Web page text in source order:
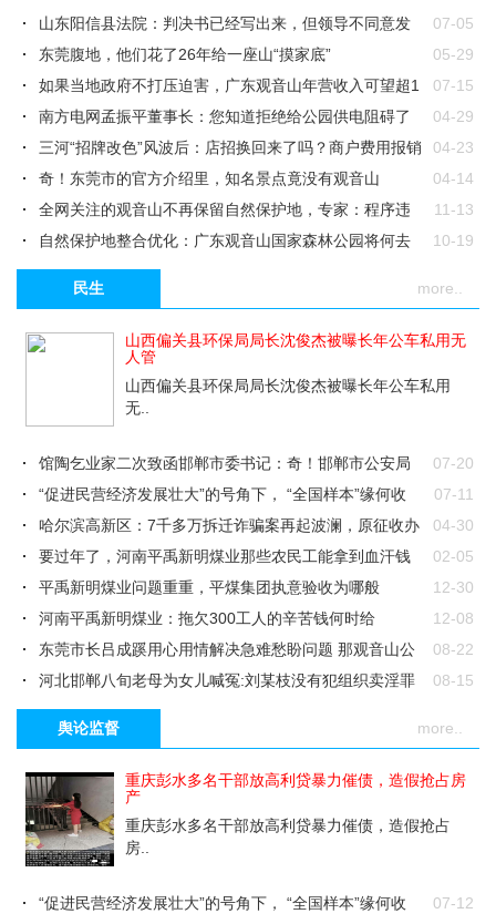
07-05
山东阳信县法院：判决书已经写出来，但领导不同意发
出
05-29
东莞腹地，他们花了26年给一座山“摸家底”
07-15
如果当地政府不打压迫害，广东观音山年营收入可望超1
0亿元
04-29
南方电网孟振平董事长：您知道拒绝给公园供电阻碍了
民营企业的发..
04-23
三河“招牌改色”风波后：店招换回来了吗？商户费用报销
了没？
04-14
奇！东莞市的官方介绍里，知名景点竟没有观音山
11-13
全网关注的观音山不再保留自然保护地，专家：程序违
法、实体违法..
10-19
自然保护地整合优化：广东观音山国家森林公园将何去
何从
南方电网，果然豪横无耻！
怎么处理呢？..
06-27
豪横的南方电网就是牛！不在乎给不给观音山供电？
观音山公园，东莞的骄傲！观音山公园，东莞的耻辱
民生 more..
山西偏关县环保局局长沈俊杰被曝长年公车私用无
人管
山西偏关县环保局局长沈俊杰被曝长年公车私用
无..
07-20
馆陶乞业家二次致函邯郸市委书记：奇！邯郸市公安局
的核查报告竟..
07-11
“促进民营经济发展壮大”的号角下， “全国样本”缘何收
到“撤..
04-30
哈尔滨高新区：7千多万拆迁诈骗案再起波澜，原征收办
副主任当庭..
02-05
要过年了，河南平禹新明煤业那些农民工能拿到血汗钱
过年吗
12-30
平禹新明煤业问题重重，平煤集团执意验收为哪般
12-08
河南平禹新明煤业：拖欠300工人的辛苦钱何时给
08-22
东莞市长吕成蹊用心用情解决急难愁盼问题 那观音山公
园多次诉求..
08-15
河北邯郸八旬老母为女儿喊冤:刘某枝没有犯组织卖淫罪
南方电网，删帖招数不断为哪般
生讲作风，脸..
06-21
东莞市多位前领导落网，网曝众多问题的地下书记能否
置身事外
河北衡水多所学校可签“保本”协议？家长、学校、当地部
门等多方..
舆论监督 more..
重庆彭水多名干部放高利贷暴力催债，造假抢占房
产
重庆彭水多名干部放高利贷暴力催债，造假抢占
房..
07-12
“促进民营经济发展壮大”的号角下， “全国样本”缘何收